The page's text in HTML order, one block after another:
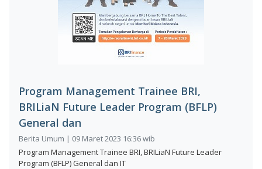
Program Management Trainee BRI,
BRILiaN Future Leader Program (BFLP)
General dan
Berita Umum | 09 Maret 2023 16:36 wib
Program Management Trainee BRI, BRILiaN Future Leader
Program (BFLP) General dan IT